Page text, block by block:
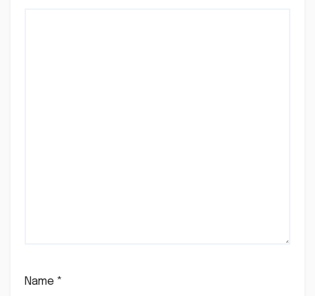
Name *